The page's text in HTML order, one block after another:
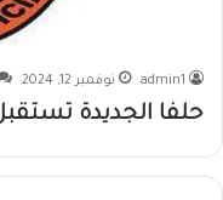
admin1 نوفمبر 12, 2024
حلفا الجديدة تستقبل